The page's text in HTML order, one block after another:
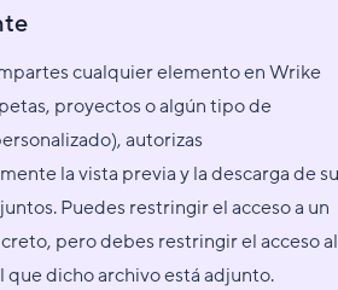
cualquier elemento en Wrike
proyectos o algún tipo de
autorizas
la vista previa y la descarga de
Puedes restringir el acceso a un
pero debes restringir el acceso al
que dicho archivo está adjunto.